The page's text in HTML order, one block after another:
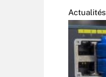
Actualités